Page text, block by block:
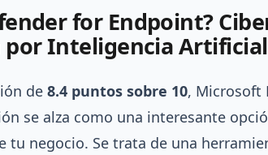
for Endpoint?
por Inteligencia Artificial
de 8.4 puntos sobre 10, Microsoft
se alza como una interesante
tu negocio. Se trata de una